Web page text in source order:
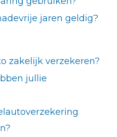
jaren geldig?
zakelijk verzekeren?
jullie